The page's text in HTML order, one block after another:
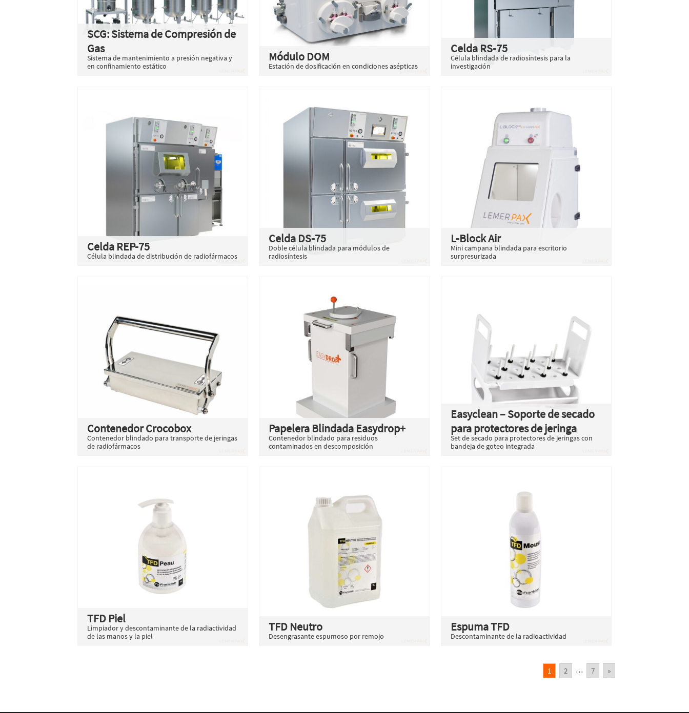
SCG: Sistema de Compresión de
Gas
Sistema de mantenimiento a presión negativa y
en confinamiento estático
Módulo DOM
Estación de dosificación en condiciones asépticas
Celda RS-75
Célula blindada de radiosíntesis para la
investigación
Celda REP-75
Célula blindada de distribución de radiofármacos
Celda DS-75
Doble célula blindada para módulos de
radiosíntesis
L-Block Air
Mini campana blindada para escritorio
surpresurizada
Contenedor Crocobox
Contenedor blindado para transporte de jeringas
de radiofármacos
Papelera Blindada Easydrop+
Contenedor blindado para residuos
contaminados en descomposición
Easyclean – Soporte de secado
para protectores de jeringa
Set de secado para protectores de jeringas con
bandeja de goteo integrada
TFD Piel
Limpiador y descontaminante de la radiactividad
de las manos y la piel
TFD Neutro
Desengrasante espumoso por remojo
Espuma TFD
Descontaminante de la radioactividad
1 2 … 7 »